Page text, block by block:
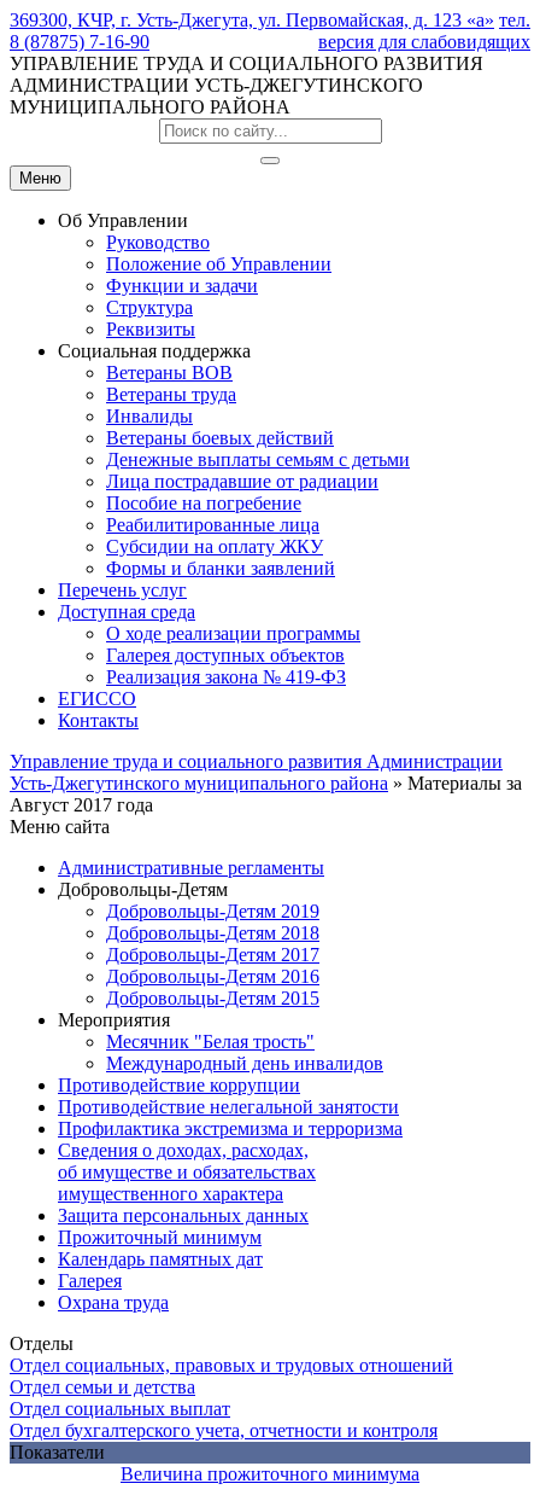
369300, КЧР, г. Усть-Джегута, ул. Первомайская, д. 123 «а» тел.
8 (87875) 7-16-90
версия для слабовидящих
УПРАВЛЕНИЕ ТРУДА И СОЦИАЛЬНОГО РАЗВИТИЯ
АДМИНИСТРАЦИИ УСТЬ-ДЖЕГУТИНСКОГО
МУНИЦИПАЛЬНОГО РАЙОНА
Меню
Об Управлении
Руководство
Положение об Управлении
Функции и задачи
Структура
Реквизиты
Социальная поддержка
Ветераны ВОВ
Ветераны труда
Инвалиды
Ветераны боевых действий
Денежные выплаты семьям с детьми
Лица пострадавшие от радиации
Пособие на погребение
Реабилитированные лица
Субсидии на оплату ЖКУ
Формы и бланки заявлений
Перечень услуг
Доступная среда
О ходе реализации программы
Галерея доступных объектов
Реализация закона № 419-ФЗ
ЕГИСCО
Контакты
Управление труда и социального развития Администрации
Усть-Джегутинского муниципального района » Материалы за
Август 2017 года
Меню сайта
Административные регламенты
Добровольцы-Детям
Добровольцы-Детям 2019
Добровольцы-Детям 2018
Добровольцы-Детям 2017
Добровольцы-Детям 2016
Добровольцы-Детям 2015
Мероприятия
Месячник "Белая трость"
Международный день инвалидов
Противодействие коррупции
Противодействие нелегальной занятости
Профилактика экстремизма и терроризма
Сведения о доходах, расходах,
об имуществе и обязательствах
имущественного характера
Защита персональных данных
Прожиточный минимум
Календарь памятных дат
Галерея
Охрана труда
Отделы
Отдел социальных, правовых и трудовых отношений
Отдел семьи и детства
Отдел социальных выплат
Отдел бухгалтерского учета, отчетности и контроля
Показатели
Величина прожиточного минимума